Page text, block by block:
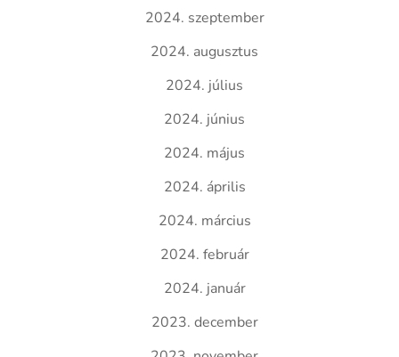
2024. szeptember
2024. augusztus
2024. július
2024. június
2024. május
2024. április
2024. március
2024. február
2024. január
2023. december